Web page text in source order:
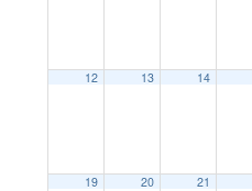
12 13 14
19 20 21